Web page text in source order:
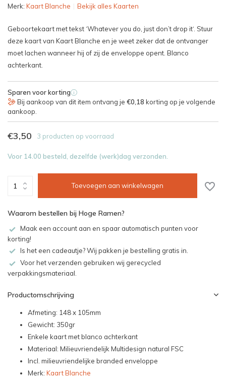
Merk: Kaart Blanche Bekijk alles Kaarten
Geboortekaart met tekst ‘Whatever you do, just don’t drop it‘. Stuur
deze kaart van Kaart Blanche en je weet zeker dat de ontvanger
moet lachen wanneer hij of zij de enveloppe opent. Blanco
achterkant.
Sparen voor korting i
Bij aankoop van dit item ontvang je €0,18 korting op je volgende
aankoop.
€3,50 3 producten op voorraad
Voor 14.00 besteld, dezelfde (werk)dag verzonden.
Toevoegen aan winkelwagen
Waarom bestellen bij Hoge Ramen?
Maak een account aan en spaar automatisch punten voor
korting!
Is het een cadeautje? Wij pakken je bestelling gratis in.
Voor het verzenden gebruiken wij gerecycled
verpakkingsmateriaal.
Productomschrijving
Afmeting: 148 x 105mm
Gewicht: 350gr
Enkele kaart met blanco achterkant
Materiaal: Milieuvriendelijk Multidesign natural FSC
Incl. milieuvriendelijke branded enveloppe
Merk: Kaart Blanche